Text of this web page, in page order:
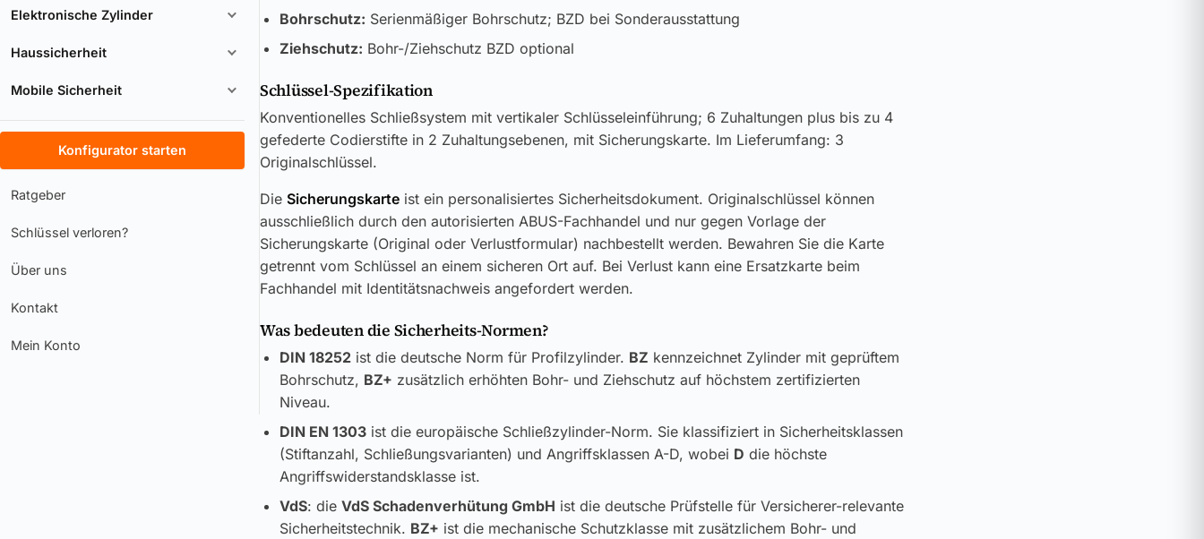
Elektronische Zylinder
Haussicherheit
Mobile Sicherheit
Konfigurator starten
Ratgeber
Schlüssel verloren?
Über uns
Kontakt
Mein Konto
Bohrschutz: Serienmäßiger Bohrschutz; BZD bei Sonderausstattung
Ziehschutz: Bohr-/Ziehschutz BZD optional
Schlüssel-Spezifikation
Konventionelles Schließsystem mit vertikaler Schlüsseleinführung; 6 Zuhaltungen plus bis zu 4
gefederte Codierstifte in 2 Zuhaltungsebenen, mit Sicherungskarte. Im Lieferumfang: 3
Originalschlüssel.
Die Sicherungskarte ist ein personalisiertes Sicherheitsdokument. Originalschlüssel können
ausschließlich durch den autorisierten ABUS-Fachhandel und nur gegen Vorlage der
Sicherungskarte (Original oder Verlustformular) nachbestellt werden. Bewahren Sie die Karte
getrennt vom Schlüssel an einem sicheren Ort auf. Bei Verlust kann eine Ersatzkarte beim
Fachhandel mit Identitätsnachweis angefordert werden.
Was bedeuten die Sicherheits-Normen?
DIN 18252ist die deutsche Norm für Profilzylinder. BZ kennzeichnet Zylinder mit geprüftem
Bohrschutz, BZ+ zusätzlich erhöhten Bohr- und Ziehschutz auf höchstem zertifizierten
Niveau.
DIN EN 1303ist die europäische Schließzylinder-Norm. Sie klassifiziert in Sicherheitsklassen
(Stiftanzahl, Schließungsvarianten) und Angriffsklassen A-D, wobei D die höchste
Angriffswiderstandsklasse ist.
VdS: die VdS Schadenverhütung GmbH ist die deutsche Prüfstelle für Versicherer-relevante
Sicherheitstechnik. BZ+ ist die mechanische Schutzklasse mit zusätzlichem Bohr- und